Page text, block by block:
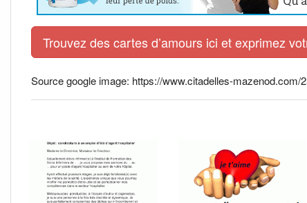
Trouvez des cartes d’amours ici et exprimez
Source google image: https://www.citadelles-mazenod.com/